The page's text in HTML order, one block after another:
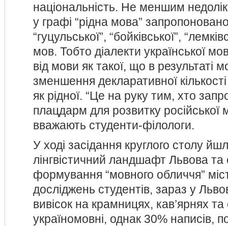
національність. Не меншим
у графі “рідна мова”
“гуцульської”, “бойківської”,
мов. Тобто діалекти української
від мови як такої, що в результаті
зменшення декларативної кількості
як рідної. “Це на руку тим, хто
плацдарм для розвитку російської
вважають студенти-філологи.
У ході засідання круглого столу
лінгвістичний ландшафт Львова та
формування “мовного обличчя”
досліджень студентів, зараз у
вивісок на крамницях, кав’ярнях
україномовні, однак 30% написів,